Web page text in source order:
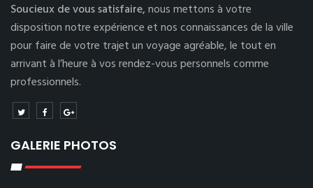
Soucieux de vous satisfaire,nous mettons à votre
disposition notre expérience et nos connaissances de la ville
pour faire de votre trajet un voyage agréable, le tout en
arrivant à l’heure à vos rendez-vous personnels comme
professionnels.
GALERIE PHOTOS